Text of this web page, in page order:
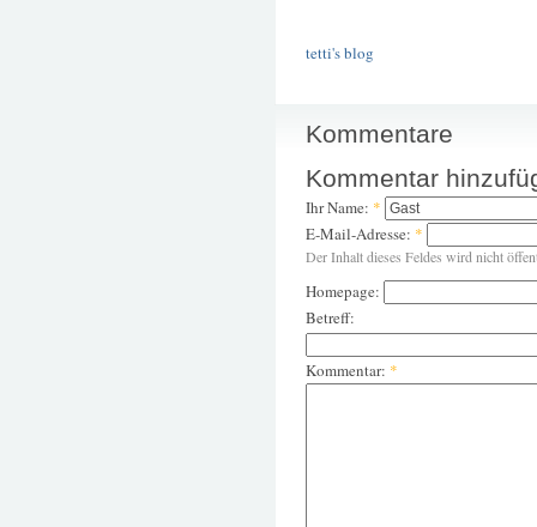
tetti's blog
Kommentare
Kommentar
Ihr Name: *
E-Mail-Adresse: *
Der Inhalt dieses Feldes wird nicht
Homepage:
Betreff:
Kommentar: *